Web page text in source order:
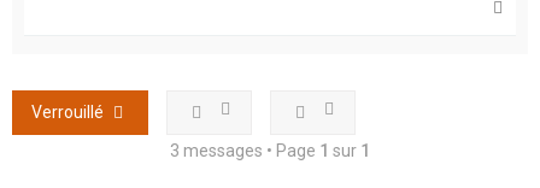
Verrouillé
3 messages • Page 1 sur 1